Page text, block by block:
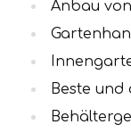
Anbau
Beste